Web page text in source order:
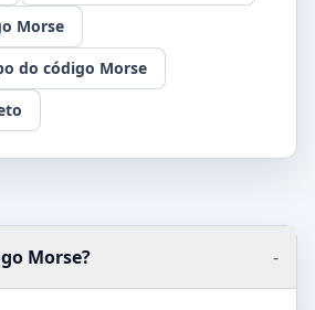
Morse
do código Morse
Morse? -